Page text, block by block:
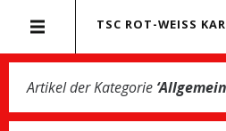
TSC ROT-WEISS
Artikel der Kategorie ‘Allgemein